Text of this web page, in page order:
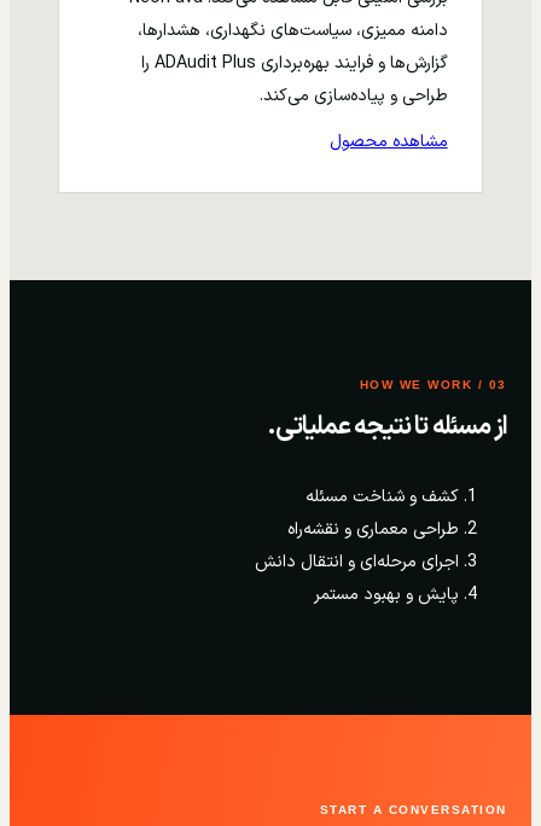
دامنه ممیزی، سیاست‌های نگهداری، هشدارها،
گزارش‌ها و فرایند بهره‌برداری ADAudit Plus را
طراحی و پیاده‌سازی می‌کند.
مشاهده محصول
03 / HOW WE WORK
از مسئله تا نتیجه عملیاتی.
کشف و شناخت مسئله
طراحی معماری و نقشه‌راه
اجرای مرحله‌ای و انتقال دانش
پایش و بهبود مستمر
START A CONVERSATION